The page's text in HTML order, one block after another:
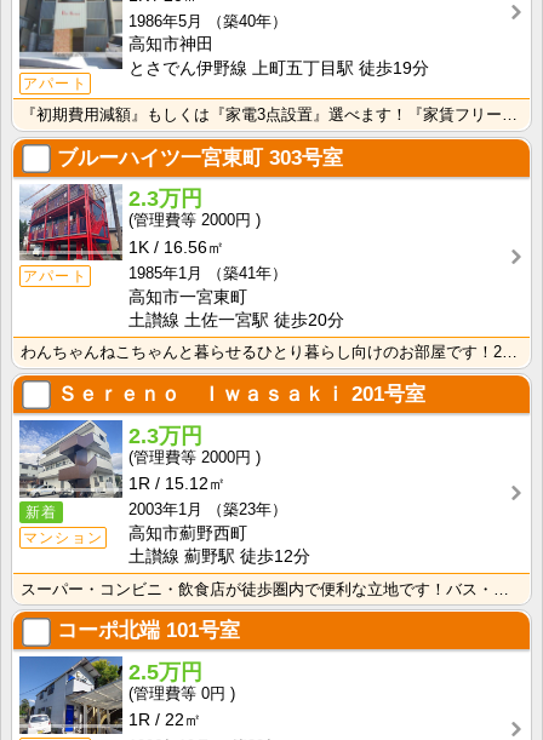
アパート
1986年5月
（築40年）
高知市神田
とさでん伊野線 上町五丁目駅 徒歩19分
ブルーハイツ一宮東町303号室
アパート
2.3万円
2000円
1K
16.56㎡
1985年1月
（築41年）
高知市一宮東町
土讃線 土佐一宮駅 徒歩20分
Ｓｅｒｅｎｏ Ｉｗａｓａｋｉ 201号室
新着
マンション
2.3万円
2000円
1R
15.12㎡
2003年1月
（築23年）
高知市薊野西町
土讃線 薊野駅 徒歩12分
コーポ北端 101号室
2.5万円
0円
1R
22㎡